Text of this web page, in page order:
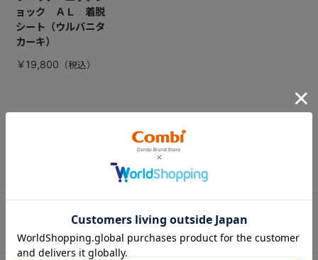
ョック ＡＬ 着脱
シート（ウルバニタ
カーキ）
￥19,800
CATEGORY
カテゴリー
（コンビ）
ベビーカー チャイルドシート